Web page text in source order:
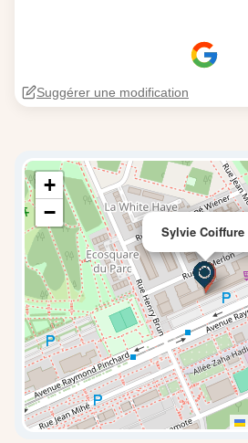
Suggérer une modification
Sylvie Coiffure
+
−